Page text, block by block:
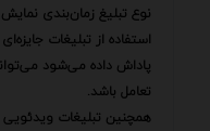
نوع تبلیغ زمان‌بندی
استفاده از تبلیغات
پاداش داده می‌شود
تعامل باشد.
همچنین تبلیغات ویدئویی